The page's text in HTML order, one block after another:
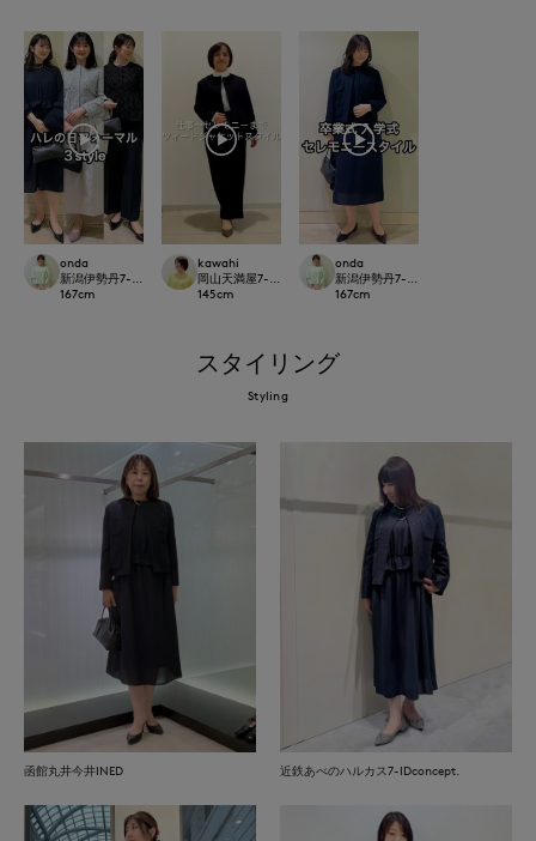
onda
新潟伊勢丹7-IDconcept.
167cm
kawahi
岡山天満屋7-IDconcept.
145cm
onda
新潟伊勢丹7-IDconcept.
167cm
スタイリング
Styling
函館丸井今井INED 近鉄あべのハルカス7-IDconcept.